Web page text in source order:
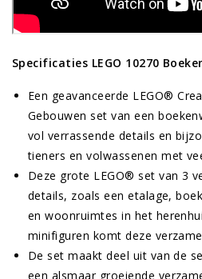
Specificaties LEGO 10270
Een geavanceerde LEGO®
Gebouwen set van een
vol verrassende details en
tieners en volwassenen met
Deze grote LEGO® set van 3
details, zoals een etalage,
en woonruimtes in het
minifiguren komt deze
De set maakt deel uit van de
een alsmaar groeiende